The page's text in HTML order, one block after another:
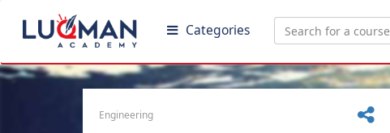
Categories
Engineering